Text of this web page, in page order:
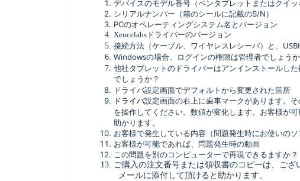
デバイスのモデル番号（ペンタブレットまたはクイッ
シリアルナンバー（箱のシールに記載のS/N）
PCのオペレーティングシステム名とバージョン
Xencelabs ドライバーのバージョン
接続方法（ケーブル、ワイヤレスレシーバ）と、
Windowsの場合、ログインの権限は管理者でしょうか
他社タブレットのドライバーはアンインストールした
でしょうか？
ドライバ設定画面でデフォルトから変更された箇所
ドライバ設定画面の右上に歯車マークがあります。
を操作してください。数値が変化します。お客様が
助かります。
お客様で発生している内容（問題発生時にお使いのソ
お客様が可能であれば、問題発生時の動画
この問題を別のコンピューターで再現できるますか？
ご購入の注文番号または領収書のコピーは、ござ
メールに添付して頂けると助かります。